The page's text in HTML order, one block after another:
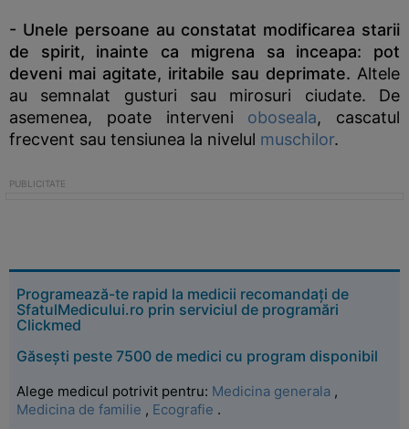
- Unele persoane au constatat modificarea starii
de spirit, inainte ca migrena sa inceapa: pot
deveni mai agitate, iritabile sau deprimate. Altele
au semnalat gusturi sau mirosuri ciudate. De
asemenea, poate interveni oboseala, cascatul
frecvent sau tensiunea la nivelul muschilor.
Programează-te rapid la medicii recomandați de
SfatulMedicului.ro prin serviciul de programări
Clickmed
Găsești peste 7500 de medici cu program disponibil
Alege medicul potrivit pentru: Medicina generala ,
Medicina de familie , Ecografie .